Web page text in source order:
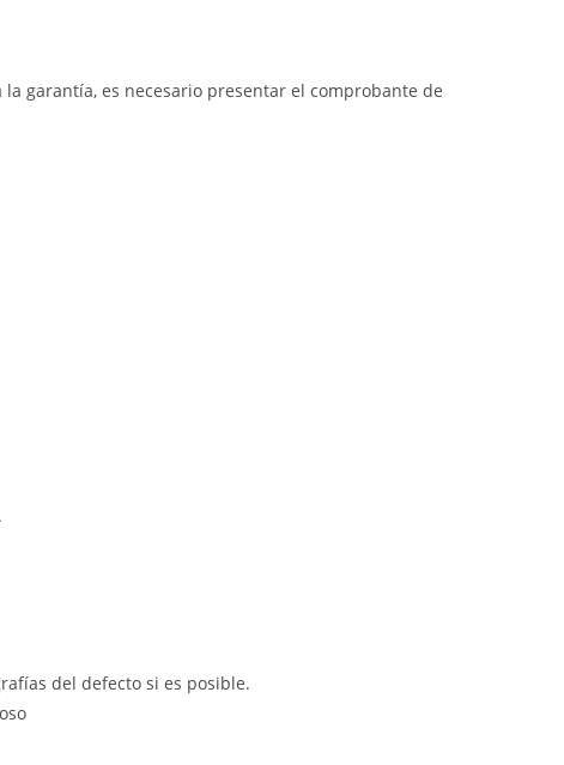
garantía, es necesario presentar el comprobante de
del defecto si es posible.